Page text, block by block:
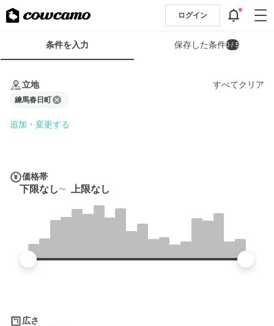
ログイン
条
条件を入力 保存した条件0 / 5
立地 すべてクリア
練馬春日町
追加・変更する
価格帯
下限なし 上限なし
広さ